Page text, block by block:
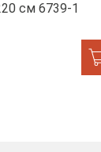
см 6739-1